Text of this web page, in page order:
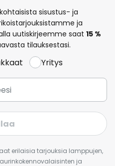
sisustus- ja
ja
uutiskirjeemme saat 15 %
tilauksestasi.
Yritys
erilaisia tarjouksia lamppujen,
ja